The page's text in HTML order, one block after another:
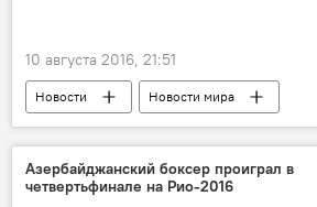
10 августа 2016, 21:51
Новости Новости мира
Азербайджанский боксер проиграл в
четвертьфинале на Рио-2016